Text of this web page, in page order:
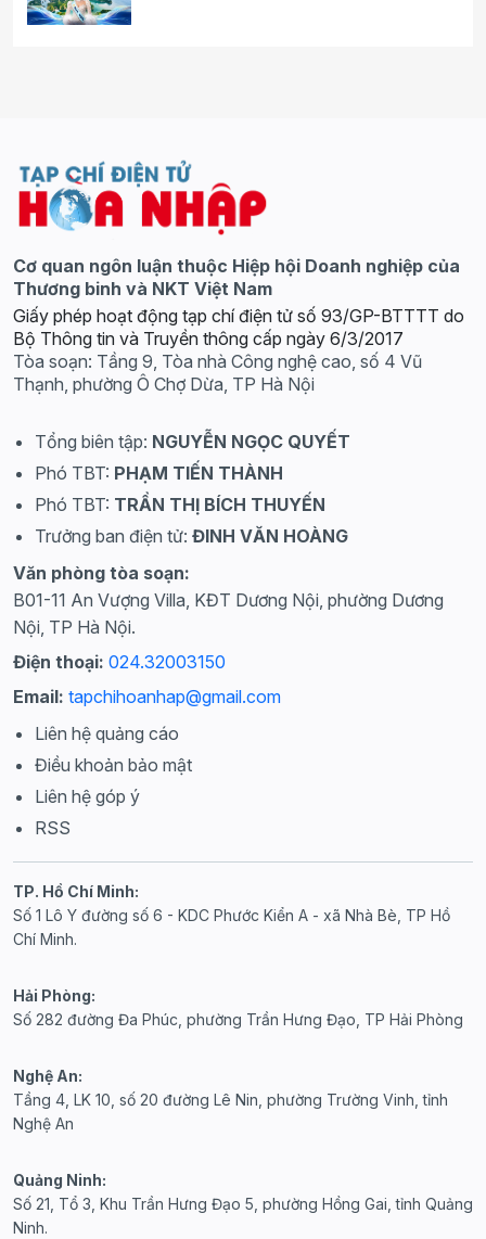
Cơ quan ngôn luận thuộc Hiệp hội Doanh nghiệp của
Thương binh và NKT Việt Nam
Giấy phép hoạt động tạp chí điện tử số 93/GP-BTTTT do
Bộ Thông tin và Truyền thông cấp ngày 6/3/2017
Tòa soạn: Tầng 9, Tòa nhà Công nghệ cao, số 4 Vũ
Thạnh, phường Ô Chợ Dừa, TP Hà Nội
Tổng biên tập: NGUYỄN NGỌC QUYẾT
Phó TBT: PHẠM TIẾN THÀNH
Phó TBT: TRẦN THỊ BÍCH THUYẾN
Trưởng ban điện tử: ĐINH VĂN HOÀNG
Văn phòng tòa soạn:
B01-11 An Vượng Villa, KĐT Dương Nội, phường Dương
Nội, TP Hà Nội.
Điện thoại: 024.32003150
Email: tapchihoanhap@gmail.com
Liên hệ quảng cáo
Điều khoản bảo mật
Liên hệ góp ý
RSS
TP. Hồ Chí Minh:
Số 1 Lô Y đường số 6 - KDC Phước Kiển A - xã Nhà Bè, TP Hồ
Chí Minh.
Hải Phòng:
Số 282 đường Đa Phúc, phường Trần Hưng Đạo, TP Hải Phòng
Nghệ An:
Tầng 4, LK 10, số 20 đường Lê Nin, phường Trường Vinh, tỉnh
Nghệ An
Quảng Ninh:
Số 21, Tổ 3, Khu Trần Hưng Đạo 5, phường Hồng Gai, tỉnh Quảng
Ninh.